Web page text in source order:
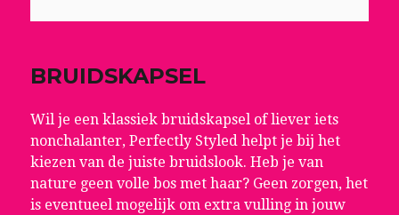
BRUIDSKAPSEL
Wil je een klassiek bruidskapsel of liever iets
nonchalanter, Perfectly Styled helpt je bij het
kiezen van de juiste bruidslook. Heb je van
nature geen volle bos met haar? Geen zorgen, het
is eventueel mogelijk om extra vulling in jouw